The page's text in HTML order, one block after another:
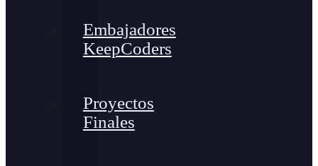
Embajadores
KeepCoders
Proyectos
Finales